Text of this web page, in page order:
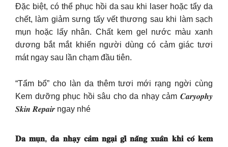
Đặc biệt, có thể phục hồi da sau khi laser hoặc tẩy da
chết, làm giảm sưng tấy vết thương sau khi làm sạch
mụn hoặc lấy nhân. Chất kem gel nước màu xanh
dương bắt mắt khiến người dùng có cảm giác tươi
mát ngay sau lần chạm đầu tiên.
“Tẩm bổ” cho làn da thêm tươi mới rạng ngời cùng
Kem dưỡng phục hồi sâu cho da nhạy cảm 𝑪𝒂𝒓𝒚𝒐𝒑𝒉𝒚
𝑺𝒌𝒊𝒏 𝑹𝒆𝒑𝒂𝒊𝒓 ngay nhé
𝐃𝐚 𝐦𝐮̣𝐧, 𝐝𝐚 𝐧𝐡𝐚̣𝐲 𝐜𝐚̉𝐦 𝐧𝐠𝐚̣𝐢 𝐠𝐢̀ 𝐧𝐚̆́𝐧𝐠 𝐱𝐮𝐚̂𝐧 𝐤𝐡𝐢 𝐜𝐨́ 𝐤𝐞𝐦